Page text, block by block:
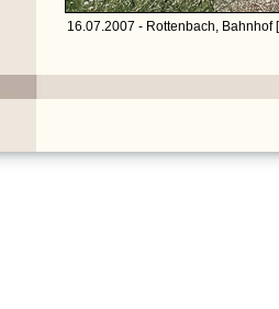
16.07.2007 - Rottenbach, Bahnhof